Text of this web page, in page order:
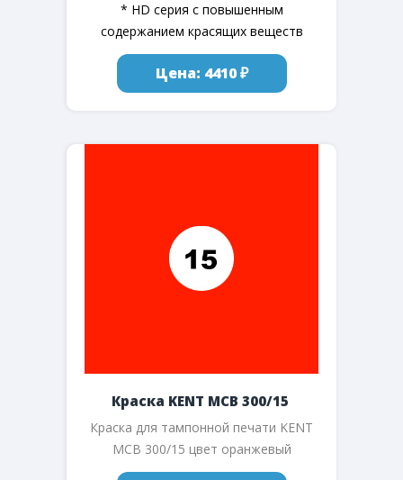
* HD серия с повышенным
содержанием красящих веществ
Цена: 4410 ₽
Краска KENT MCB 300/15
Краска для тампонной печати KENT
MCB 300/15 цвет оранжевый